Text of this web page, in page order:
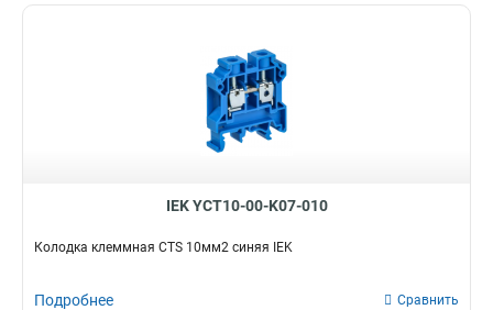
IEK YCT10-00-K07-010
Колодка клеммная CTS 10мм2 синяя IEK
Подробнее Сравнить